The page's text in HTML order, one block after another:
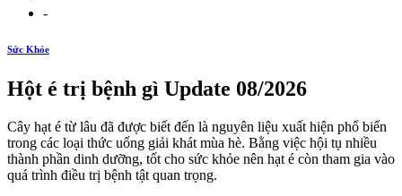
-
Sức Khỏe
Hột é trị bệnh gì Update 08/2026
Cây hạt é từ lâu đã được biết đến là nguyên liệu xuất hiện phổ biến
trong các loại thức uống giải khát mùa hè. Bằng việc hội tụ nhiều
thành phần dinh dưỡng, tốt cho sức khỏe nên hạt é còn tham gia vào
quá trình điều trị bệnh tật quan trọng.